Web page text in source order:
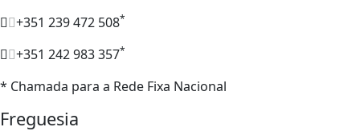
+351 239 472 508*
+351 242 983 357*
* Chamada para a Rede Fixa Nacional
Freguesia